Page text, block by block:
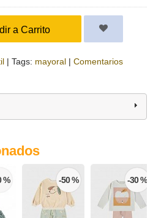
a Carrito
| Tags: mayoral | Comentarios
% -50 % -30 %